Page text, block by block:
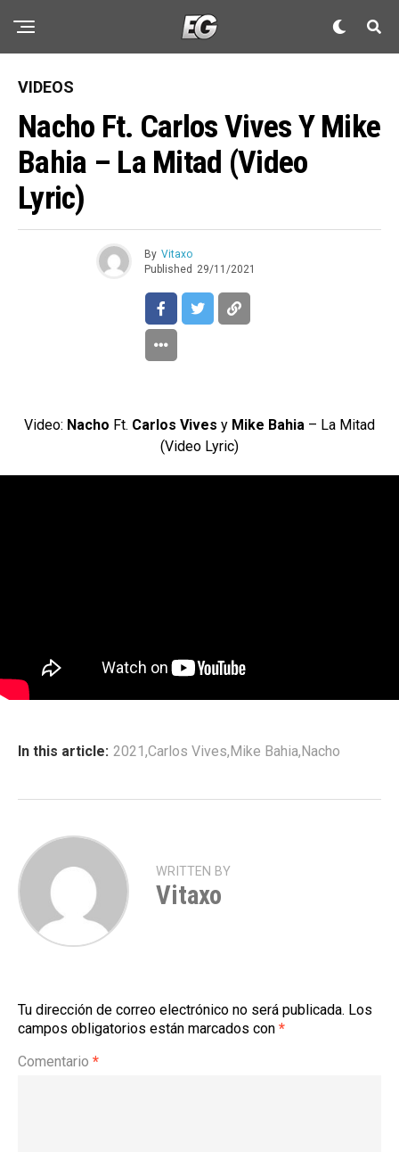
VIDEOS
Nacho Ft. Carlos Vives Y Mike
Bahia – La Mitad (Video
Lyric)
By Vitaxo
Published 29/11/2021
Video: Nacho Ft. Carlos Vives y Mike Bahia – La Mitad
(Video Lyric)
In this article: 2021,Carlos Vives,Mike Bahia,Nacho
WRITTEN BY
Vitaxo
Tu dirección de correo electrónico no será publicada. Los
campos obligatorios están marcados con *
Comentario *